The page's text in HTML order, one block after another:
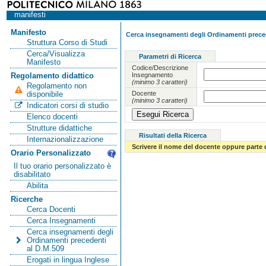
manifesti
Manifesto
Struttura Corso di Studi
Cerca/Visualizza
Manifesto
Regolamento didattico
Regolamento non
disponibile
Indicatori corsi di studio
Elenco docenti
Strutture didattiche
Internazionalizzazione
Orario Personalizzato
Il tuo orario personalizzato è
disabilitato
Abilita
Ricerche
Cerca Docenti
Cerca Insegnamenti
Cerca insegnamenti degli
Ordinamenti precedenti
al D.M.509
Erogati in lingua Inglese
Cerca insegnamenti degli Ordinamenti
Parametri di Ricerca
Codice/Descrizione
Insegnamento
(minimo 3 caratteri)
Docente
(minimo 3 caratteri)
Risultati della Ricerca
Scrivere il nome del docente oppure